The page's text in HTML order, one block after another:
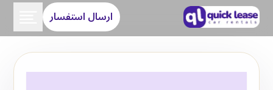
ارسال استفسار